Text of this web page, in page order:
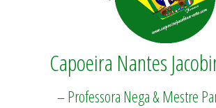
Capoeira Nantes
– Professora Nega & Mestre